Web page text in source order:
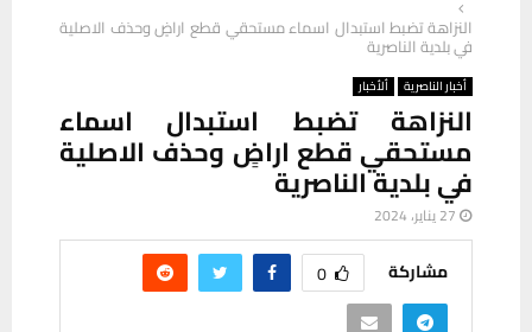
النزاهة تضبط استبدال اسماء مستحقي قطع اراضٍ وحذف الاصلية
في بلدية الناصرية
أخبار الناصرية ألأخبار
النزاهة تضبط استبدال اسماء
مستحقي قطع اراضٍ وحذف الاصلية
في بلدية الناصرية
27 يناير، 2024
مشاركة 0